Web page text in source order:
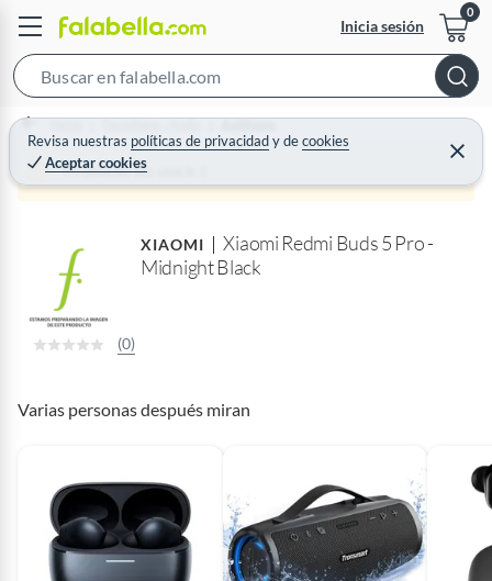
Inicia sesión
e
a
c
B
a
Revisa nuestras políticas de privacidadydecookies
Aceptar cookies
C
e
r
Home Tecnología - Audio Audífonos
Producto sin stock :(
XIAOMI
Xiaomi Redmi Buds 5 Pro -
Midnight Black
(0)
Varias personas después miran